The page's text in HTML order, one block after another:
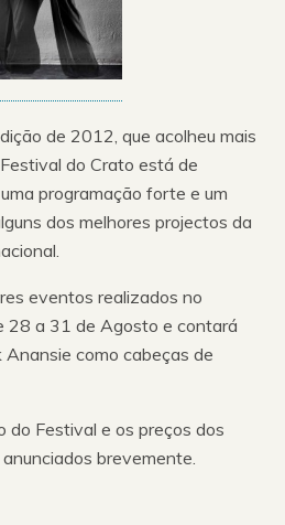
de 2012, que acolheu mais
do Crato está de
programação forte e um
dos melhores projectos da
eventos realizados no
28 a 31 de Agosto e contará
como cabeças de
do Festival e os preços dos
brevemente.